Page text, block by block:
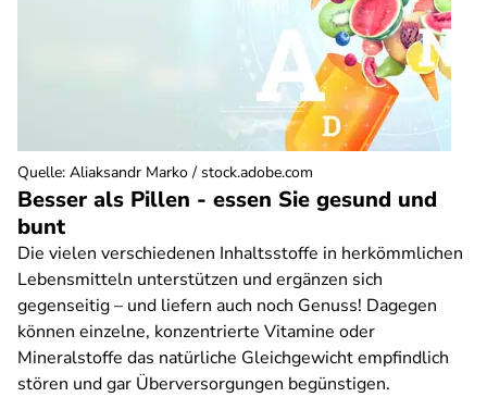
Besser als Pillen - essen Sie gesund und
bunt
Die vielen verschiedenen Inhaltsstoffe in herkömmlichen
Lebensmitteln unterstützen und ergänzen sich
gegenseitig – und liefern auch noch Genuss! Dagegen
können einzelne, konzentrierte Vitamine oder
Mineralstoffe das natürliche Gleichgewicht empfindlich
stören und gar Überversorgungen begünstigen.
Quelle: Aliaksandr Marko / stock.adobe.com